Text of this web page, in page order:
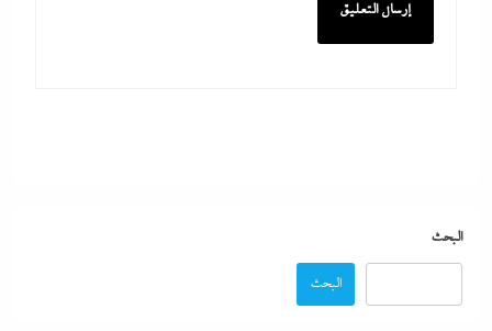
البحث
البحث
في الاحتياطي الأجنبي رغم توترات هرمز